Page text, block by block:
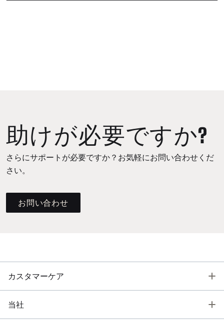
助けが必要ですか?
さらにサポートが必要ですか？お気軽にお問い合わせくだ
さい。
お問い合わせ
カスタマーケア
当社